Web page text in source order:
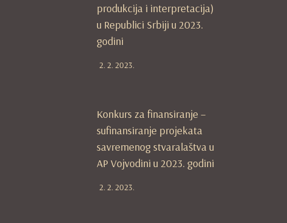
produkcija i interpretacija)
u Republici Srbiji u 2023.
godini
2. 2. 2023.
Konkurs za finansiranje –
sufinansiranje projekata
savremenog stvaralaštva u
AP Vojvodini u 2023. godini
2. 2. 2023.